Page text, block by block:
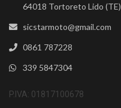
64018 Tortoreto Lido (TE)
sicstarmoto@gmail.com
0861 787228
339 5847304
P.IVA: 01817100678